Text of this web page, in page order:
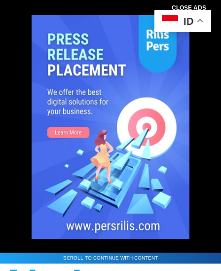
CLOSE ADS
SCROLL TO CONTINUE WITH CONTENT
ID